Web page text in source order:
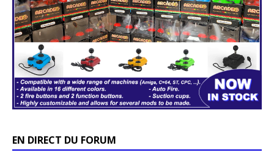
EN DIRECT DU FORUM